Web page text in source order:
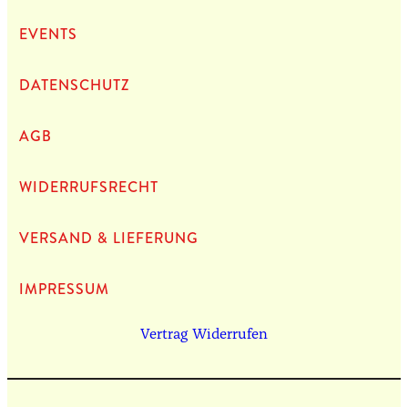
EVENTS
DATEN­SCHUTZ
AGB
WIDERRUFSRECHT
VERSAND & LIEFERUNG
IMPRES­SUM
Vertrag Widerrufen